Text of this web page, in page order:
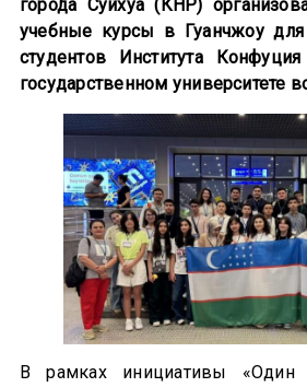
города Суйхуа (КНР)
учебные курсы в Гуанчжоу для
студентов Института
государственном университете
В рамках инициативы «Один